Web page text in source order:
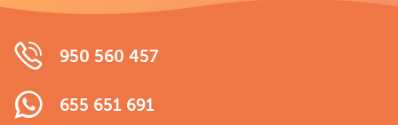
950 560 457
655 651 691